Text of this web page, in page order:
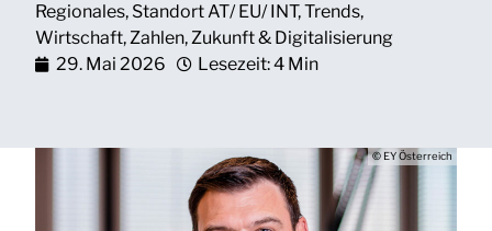
Regionales, Standort AT/ EU/ INT,Trends,
Wirtschaft,Zahlen,Zukunft & Digitalisierung
29. Mai 2026
Lesezeit: 4 Min
© EY Österreich